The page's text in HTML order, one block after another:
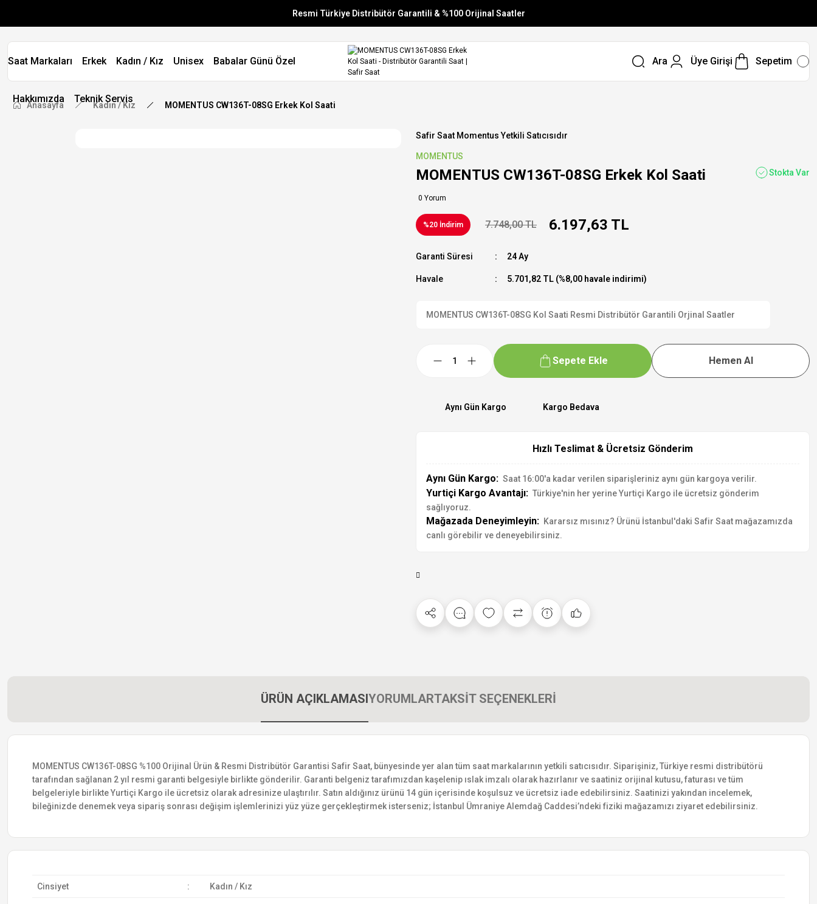
Resmi Türkiye Distribütör Garantili & %100 Orijinal Saatler
Vade Farksız 6 Taksit
Aynı Gün Stoktan Gönderim
Saat Markaları Erkek Kadın / Kız Unisex Babalar Günü Özel
Hakkımızda Teknik Servis
Ara Üye Girişi Sepetim
Anasayfa Kadın / Kız MOMENTUS CW136T-08SG Erkek Kol Saati
Safir Saat Momentus Yetkili Satıcısıdır
MOMENTUS
MOMENTUS CW136T-08SG Erkek Kol Saati
0 Yorum
Stokta Var
%20 İndirim 7.748,00 TL 6.197,63 TL
Garanti Süresi 24 Ay
Havale 5.701,82 TL (%8,00 havale indirimi)
MOMENTUS CW136T-08SG Kol Saati Resmi Distribütör Garantili Orjinal Saatler
Sepete Ekle Hemen Al
Aynı Gün Kargo Kargo Bedava
Hızlı Teslimat & Ücretsiz Gönderim
Aynı Gün Kargo: Saat 16:00'a kadar verilen siparişleriniz aynı gün kargoya verilir.
Yurtiçi Kargo Avantajı: Türkiye'nin her yerine Yurtiçi Kargo ile ücretsiz gönderim
sağlıyoruz.
Mağazada Deneyimleyin: Kararsız mısınız? Ürünü İstanbul'daki Safir Saat mağazamızda
canlı görebilir ve deneyebilirsiniz.
ÜRÜN AÇIKLAMASIYORUMLARTAKSİT SEÇENEKLERİ
MOMENTUS CW136T-08SG %100 Orijinal Ürün & Resmi Distribütör Garantisi Safir Saat, bünyesinde yer alan tüm saat markalarının yetkili satıcısıdır. Siparişiniz, Türkiye resmi distribütörü
tarafından sağlanan 2 yıl resmi garanti belgesiyle birlikte gönderilir. Garanti belgeniz tarafımızdan kaşelenip ıslak imzalı olarak hazırlanır ve saatiniz orijinal kutusu, faturası ve tüm
belgeleriyle birlikte Yurtiçi Kargo ile ücretsiz olarak adresinize ulaştırılır. Satın aldığınız ürünü 14 gün içerisinde koşulsuz ve ücretsiz iade edebilirsiniz. Saatinizi yakından incelemek,
bileğinizde denemek veya sipariş sonrası değişim işlemlerinizi yüz yüze gerçekleştirmek isterseniz; İstanbul Ümraniye Alemdağ Caddesi’ndeki fiziki mağazamızı ziyaret edebilirsiniz.
Cinsiyet : Kadın / Kız